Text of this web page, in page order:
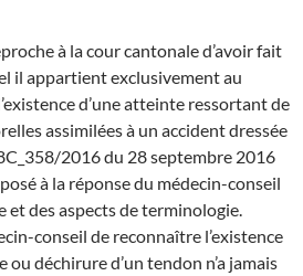
à la cour cantonale d’avoir fait
il appartient exclusivement au
d’une atteinte ressortant de
assimilées à un accident dressée
2016 du 28 septembre 2016
à la réponse du médecin-conseil
des aspects de terminologie.
conseil de reconnaître l’existence
ou déchirure d’un tendon n’a jamais